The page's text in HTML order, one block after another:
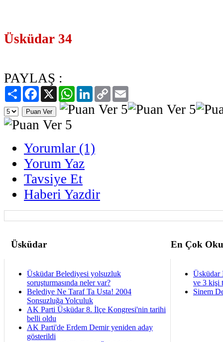
Üsküdar 34
PAYLAŞ :
PaylaşFacebook
X WhatsAppLinkedIn
Copy
Link
Yorumlar (1)
Yorum Yaz
Tavsiye Et
Haberi Yazdir
Üsküdar En Çok
Üsküdar Belediyesi yolsuzluk
soruşturmasında neler var?
Belediye Ne Taraf Ta Usta! 2004
Sonsuzluğa Yolculuk
AK Parti Üsküdar 8. İlçe Kongresi'nin tarihi
belli oldu
AK Parti'de Erdem Demir yeniden aday
gösterildi
Üsküdar
ve 3 kişi
Sinem